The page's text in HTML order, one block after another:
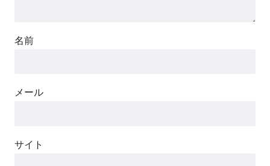
名前
メール
サイト